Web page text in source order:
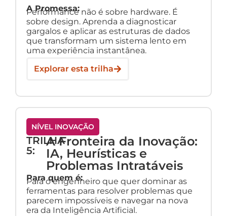
A Promessa:
Performance não é sobre hardware. É
sobre design. Aprenda a diagnosticar
gargalos e aplicar as estruturas de dados
que transformam um sistema lento em
uma experiência instantânea.
Explorar esta trilha
NÍVEL INOVAÇÃO
TRILHA
5:
A Fronteira da Inovação:
IA, Heurísticas e
Problemas Intratáveis
Para quem é:
Para o engenheiro que quer dominar as
ferramentas para resolver problemas que
parecem impossíveis e navegar na nova
era da Inteligência Artificial.